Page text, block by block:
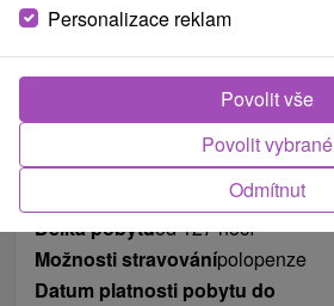
Fotografie od zákazníků+17
Délka pobytuod 127 nocí
Možnosti stravovánípolopenze
Datum platnosti pobytu do
Personalizace reklam
Odmítnut
Povolit vybrané
Povolit vše